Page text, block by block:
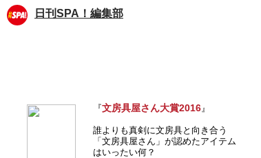
日刊SPA！編集部
『文房具屋さん大賞2016』
誰よりも真剣に文房具と向き合う
「文房具屋さん」が認めたアイテム
はいったい何？